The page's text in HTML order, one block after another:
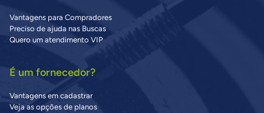
Vantagens para Compradores
Preciso de ajuda nas Buscas
Quero um atendimento VIP
É um fornecedor?
Vantagens em cadastrar
Veja as opções de planos